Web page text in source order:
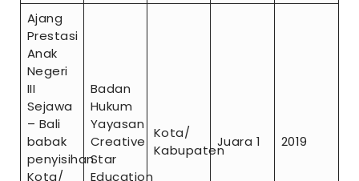
Ajang
Prestasi
Anak
Negeri
III
Sejawa
– Bali
babak
penyisihan
Kota/
Badan
Hukum
Yayasan
Creative
Star
Education
Kota/
Kabupaten
Juara 1 2019